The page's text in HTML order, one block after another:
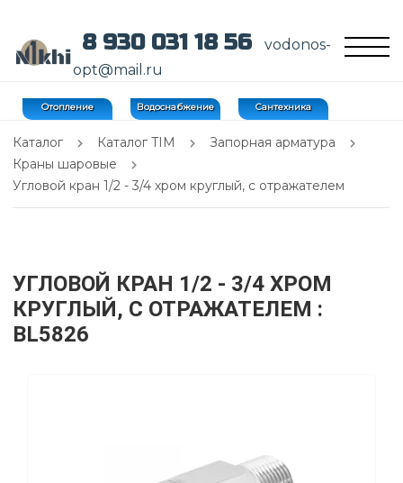
8 930 031 18 56
vodonos-
opt@mail.ru
Отопление Водоснабжение Сантехника
Каталог Каталог TIM
Запорная арматура
Краны шаровые
Угловой кран 1/2 - 3/4 хром круглый, с отражателем
УГЛОВОЙ КРАН 1/2 - 3/4 ХРОМ
КРУГЛЫЙ, С ОТРАЖАТЕЛЕМ :
BL5826